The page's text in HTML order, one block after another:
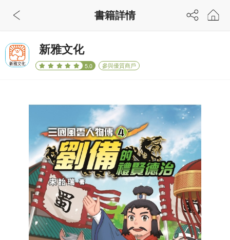
新雅文化
5.0 參與優質商戶
書籍詳情